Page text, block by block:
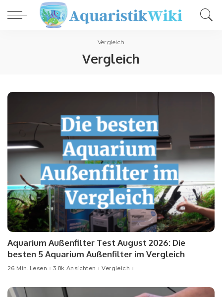
Vergleich
Vergleich
Aquarium Außenfilter Test August 2026: Die
besten 5 Aquarium Außenfilter im Vergleich
26 Min. Lesen 3.8k Ansichten Vergleich